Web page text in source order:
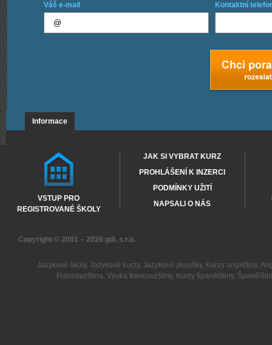
Váš e-mail Kontaktní
Informace
VSTUP PRO
REGISTROVANÉ ŠKOLY
JAK SI VYBRAT KURZ
PROHLÁŠENÍ K INZERCI
PODMÍNKY UŽITÍ
NAPSALI O NÁS
Copyright © 2001 – 2026 gdi, s.r.o.
Jazykové školy, Jazykové kurzy, Jazykové zkoušky, Kurzy angličtiny,
Francouzština,Výuka francouzštiny, Kurzy španělštiny,